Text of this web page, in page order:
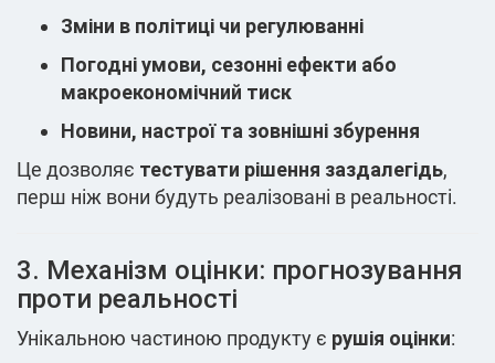
Зміни в політиці чи регулюванні
Погодні умови, сезонні ефекти або
макроекономічний тиск
Новини, настрої та зовнішні збурення
Це дозволяє тестувати рішення заздалегідь,
перш ніж вони будуть реалізовані в реальності.
3. Механізм оцінки: прогнозування
проти реальності
Унікальною частиною продукту є рушія оцінки: